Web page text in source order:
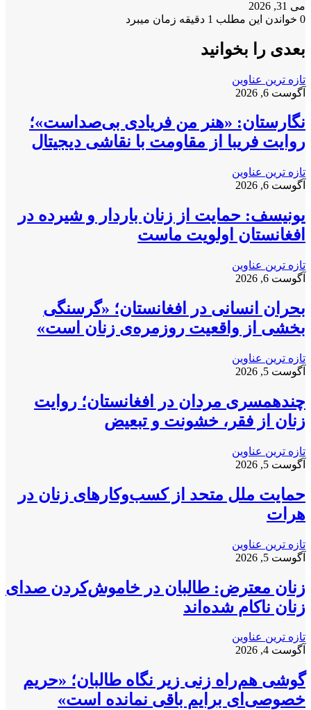
می 31, 2026
0 خواندن این مطلب 1 دقیقه زمان میبرد
بعدی را بخوانید
تازه ترین عناوین
آگوست 6, 2026
نگارستان: «هنر من فریادی بی‌صداست»؛
روایت فریبا از مقاومت با نقاشی دیجیتال
تازه ترین عناوین
آگوست 6, 2026
یونیسف: حمایت از زنان باردار و شیرده در
افغانستان اولویت ماست
تازه ترین عناوین
آگوست 6, 2026
بحران انسانی در افغانستان؛ «گرسنگی
بخشی از واقعیت روزمره‌ی زنان است»
تازه ترین عناوین
آگوست 5, 2026
چندهمسری مردان در افغانستان؛ روایت
زنان از فقر، خشونت و تبعیض
تازه ترین عناوین
آگوست 5, 2026
حمایت ملل متحد از کسب‌وکارهای زنان در
هرات
تازه ترین عناوین
آگوست 5, 2026
زنان معترض: طالبان در خاموش‌کردن صدای
زنان ناکام شده‌اند
تازه ترین عناوین
آگوست 4, 2026
گوشی هم‌راه زنی زیر نگاه طالبان؛ «حریم
خصوصی‌ای برایم باقی نمانده است»